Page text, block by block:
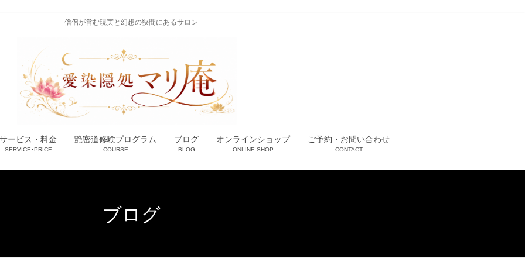
僧侶が営む現実と幻想の狭間にあるサロン
サービス・料金
SERVICE･PRICE
艶密道修験プログラム
COURSE
ブログ
BLOG
オンラインショップ
ONLINE SHOP
ご予約・お問い合わせ
CONTACT
ブログ